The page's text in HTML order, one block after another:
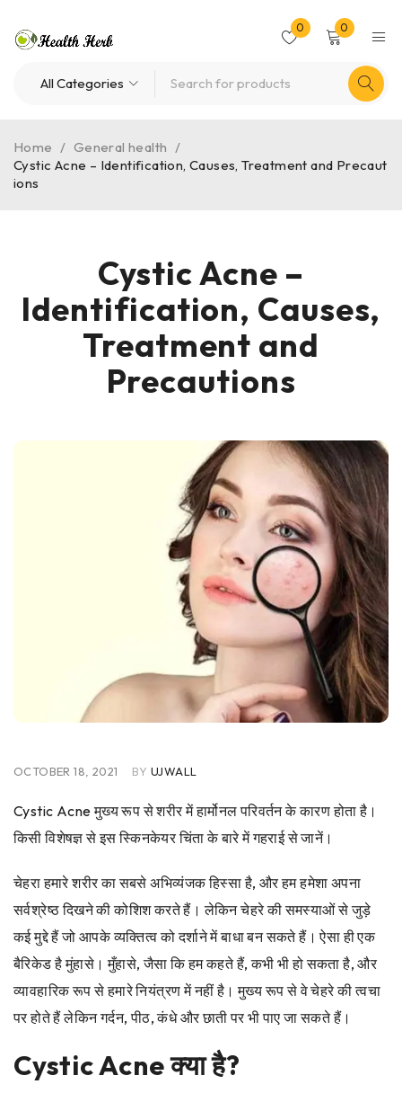
0 0
Home / General health /
Cystic Acne – Identification, Causes, Treatment and Precaut
ions
Cystic Acne –
Identification, Causes,
Treatment and
Precautions
OCTOBER 18, 2021 BY UJWALL
Cystic Acne मुख्य रूप से शरीर में हार्मोनल परिवर्तन के कारण होता है।
किसी विशेषज्ञ से इस स्किनकेयर चिंता के बारे में गहराई से जानें।
चेहरा हमारे शरीर का सबसे अभिव्यंजक हिस्सा है, और हम हमेशा अपना
सर्वश्रेष्ठ दिखने की कोशिश करते हैं। लेकिन चेहरे की समस्याओं से जुड़े
कई मुद्दे हैं जो आपके व्यक्तित्व को दर्शाने में बाधा बन सकते हैं। ऐसा ही एक
बैरिकेड है मुंहासे। मुँहासे, जैसा कि हम कहते हैं, कभी भी हो सकता है, और
व्यावहारिक रूप से हमारे नियंत्रण में नहीं है। मुख्य रूप से वे चेहरे की त्वचा
पर होते हैं लेकिन गर्दन, पीठ, कंधे और छाती पर भी पाए जा सकते हैं।
Cystic Acne क्या है?